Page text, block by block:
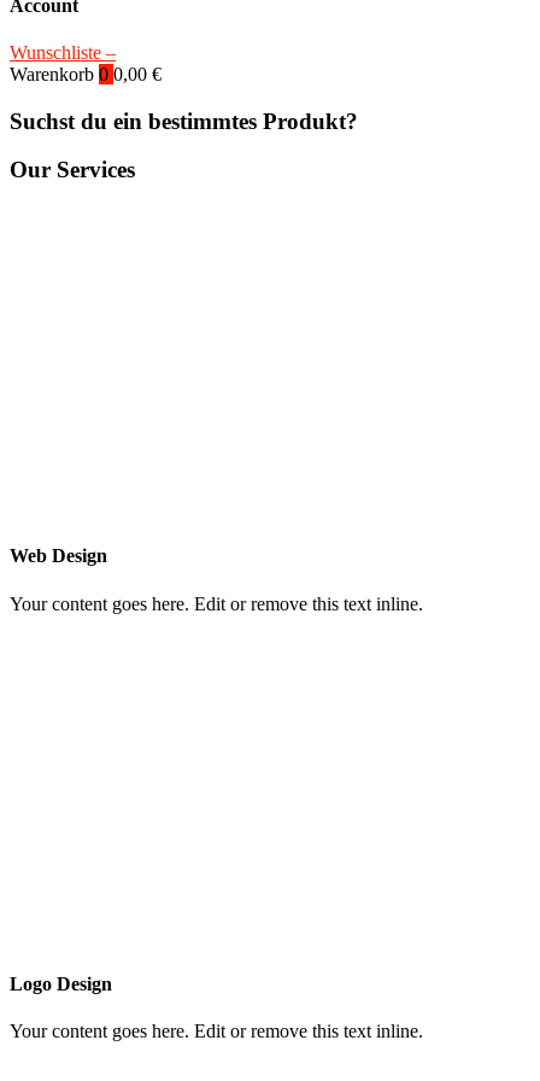
Account
Wunschliste –
Warenkorb 0 0,00 €
Suchst du ein bestimmtes Produkt?
Our Services
Web Design
Your content goes here. Edit or remove this text inline.
Logo Design
Your content goes here. Edit or remove this text inline.